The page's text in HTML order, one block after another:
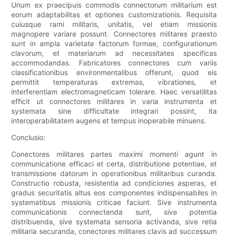
Unum ex praecipuis commodis connectorum militarium est
eorum adaptabilitas et optiones customizationis. Requisita
cuiusque rami militaris, unitatis, vel etiam missionis
magnopere variare possunt. Connectores militares praesto
sunt in ampla varietate factorum formae, configurationum
clavorum, et materiarum ad necessitates specificas
accommodandas. Fabricatores connectores cum variis
classificationibus environmentalibus offerunt, quod eis
permittit temperaturas extremas, vibrationes, et
interferentiam electromagneticam tolerare. Haec versatilitas
efficit ut connectores militares in varia instrumenta et
systemata sine difficultate integrari possint, ita
interoperabilitatem augens et tempus inoperabile minuens.
Conclusio:
Conectores militares partes maximi momenti agunt in
communicatione efficaci et certa, distributione potentiae, et
transmissione datorum in operationibus militaribus curanda.
Constructio robusta, resistentia ad condiciones asperas, et
gradus securitatis altus eos componentes indispensabiles in
systematibus missionis criticae faciunt. Sive instrumenta
communicationis connectenda sunt, sive potentia
distribuenda, sive systemata sensoria activanda, sive retia
militaria securanda, conectores militares clavis ad successum